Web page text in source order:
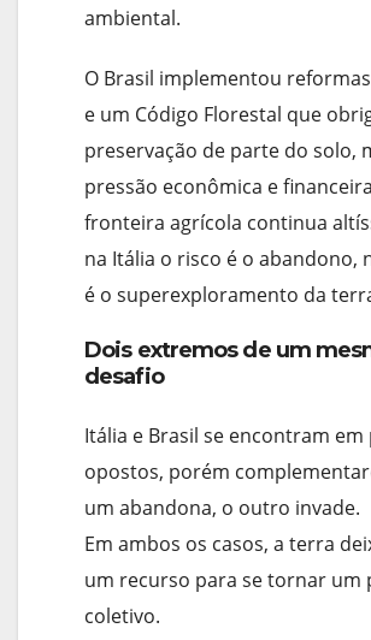
ambiental.
O Brasil implementou
e um Código Florestal que
preservação de parte do solo,
pressão econômica e
fronteira agrícola continua
na Itália o risco é o abandono,
é o superexploramento da
Dois extremos de um
desafio
Itália e Brasil se encontram em
opostos, porém
um abandona, o outro invade.
Em ambos os casos, a terra
um recurso para se tornar um
coletivo.